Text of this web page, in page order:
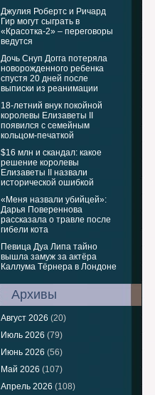
Джулия Робертс и Ричард
Гир могут сыграть в
«Красотка-2» – переговоры
ведутся
Дочь Снуп Догга потеряла
новорожденного ребенка
спустя 20 дней после
выписки из реанимации
18-летний внук покойной
королевы Елизаветы II
появился с семейным
кольцом-печаткой
$16 млн и скандал: какое
решение королевы
Елизаветы II назвали
исторической ошибкой
«Меня назвали убийцей»:
Дарья Повереннова
рассказала о травле после
гибели кота
Певица Дуа Липа тайно
вышла замуж за актёра
Каллума Тёрнера в Лондоне
Архивы
Август 2026 (20)
Июль 2026 (79)
Июнь 2026 (56)
Май 2026 (107)
Апрель 2026 (108)